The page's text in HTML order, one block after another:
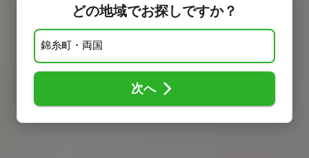
どの地域でお探しですか？
次へ